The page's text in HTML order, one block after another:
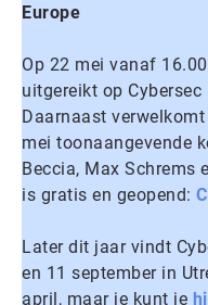
Europe
Op 22 mei vanaf
uitgereikt op Cybersec
Daarnaast
mei toonaangevende
Beccia, Max Schrems
is gratis en geopend:
Later dit jaar vindt
en 11 september in
april, maar je kunt je